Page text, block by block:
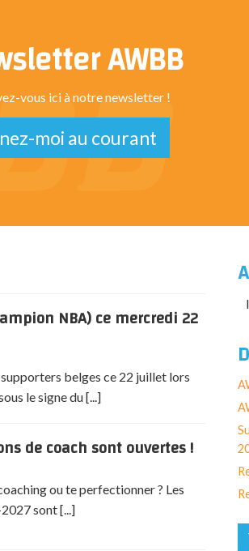
AWBB
vous ici à notre newsletter !
moi au courant
NBA) ce mercredi 22
belges ce 22 juillet lors
le signe du [...]
de coach sont ouvertes !
ou te perfectionner ? Les
sont [...]